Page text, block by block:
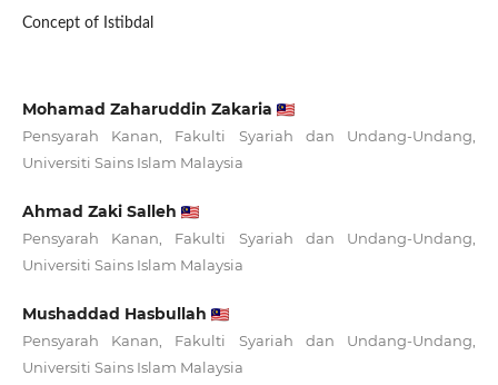
Concept of Istibdal
Mohamad Zaharuddin Zakaria
Pensyarah Kanan, Fakulti Syariah dan Undang-Undang,
Universiti Sains Islam Malaysia
Ahmad Zaki Salleh
Pensyarah Kanan, Fakulti Syariah dan Undang-Undang,
Universiti Sains Islam Malaysia
Mushaddad Hasbullah
Pensyarah Kanan, Fakulti Syariah dan Undang-Undang,
Universiti Sains Islam Malaysia